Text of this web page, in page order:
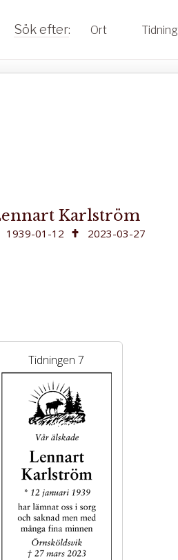
Ort Tidning
Lennart Karlström
1939-01-12 2023-03-27
Tidningen 7